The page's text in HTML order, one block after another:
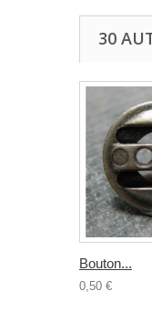
30
Bouton...
0,50 €